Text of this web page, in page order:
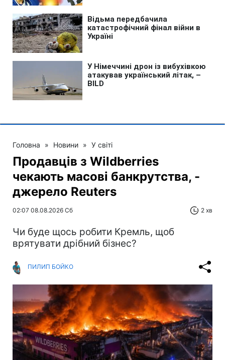
Головна » Новини » У світі
Продавців з Wildberries
чекають масові банкрутства, -
джерело Reuters
02:07 08.08.2026 Сб 2 хв
Чи буде щось робити Кремль, щоб
врятувати дрібний бізнес?
ПИЛИП БОЙКО